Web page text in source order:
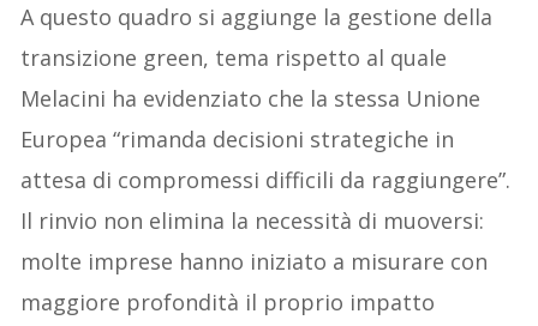
A questo quadro si aggiunge la gestione della
transizione green, tema rispetto al quale
Melacini ha evidenziato che la stessa Unione
Europea “rimanda decisioni strategiche in
attesa di compromessi difficili da raggiungere”.
Il rinvio non elimina la necessità di muoversi:
molte imprese hanno iniziato a misurare con
maggiore profondità il proprio impatto